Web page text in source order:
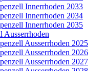
Innerrhoden 2033
Innerrhoden 2034
Innerrhoden 2035
Ausserrhoden
Ausserrhoden 2025
Ausserrhoden 2026
Ausserrhoden 2027